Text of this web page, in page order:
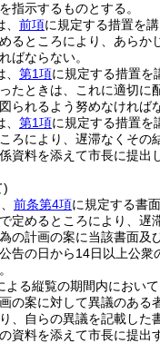
指示するものとする。
前項に規定する措置を
るところにより、あらか
ばならない。
第1項に規定する措置を
たときは、これに適切に
られるよう努めなければ
第1項に規定する措置を
ろにより、遅滞なくその
資料を添えて市長に提出
)
前条第4項に規定する書
定めるところにより、遅
の計画の案に当該書面及
告の日から14日以上公衆
よる縦覧の期間内におい
の案に対して異議のある
、自らの異議を記載した
資料を添えて市長に提出